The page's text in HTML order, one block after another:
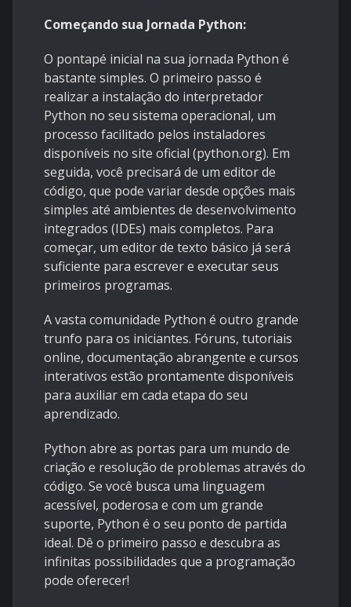
Começando sua Jornada Python:
O pontapé inicial na sua jornada Python é
bastante simples. O primeiro passo é
realizar a instalação do interpretador
Python no seu sistema operacional, um
processo facilitado pelos instaladores
disponíveis no site oficial (python.org). Em
seguida, você precisará de um editor de
código, que pode variar desde opções mais
simples até ambientes de desenvolvimento
integrados (IDEs) mais completos. Para
começar, um editor de texto básico já será
suficiente para escrever e executar seus
primeiros programas.
A vasta comunidade Python é outro grande
trunfo para os iniciantes. Fóruns, tutoriais
online, documentação abrangente e cursos
interativos estão prontamente disponíveis
para auxiliar em cada etapa do seu
aprendizado.
Python abre as portas para um mundo de
criação e resolução de problemas através do
código. Se você busca uma linguagem
acessível, poderosa e com um grande
suporte, Python é o seu ponto de partida
ideal. Dê o primeiro passo e descubra as
infinitas possibilidades que a programação
pode oferecer!